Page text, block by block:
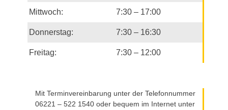
Mittwoch: 7:30 – 17:00
Donnerstag: 7:30 – 16:30
Freitag: 7:30 – 12:00
Mit Terminvereinbarung unter der Telefonnummer
06221 – 522 1540 oder bequem im Internet unter